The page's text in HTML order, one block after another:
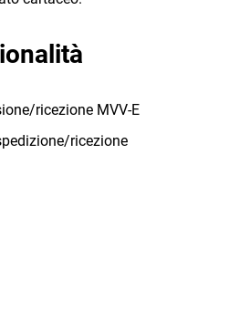
Sales
ricezione MVV-E
ricezione